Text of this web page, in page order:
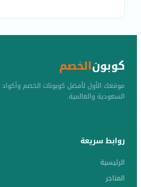
كوبونالخصم
موقعك الأول لأفضل كوبونات الخصم وأكواد
السعودية والعالمية.
روابط سريعة
الرئيسية
المتاجر